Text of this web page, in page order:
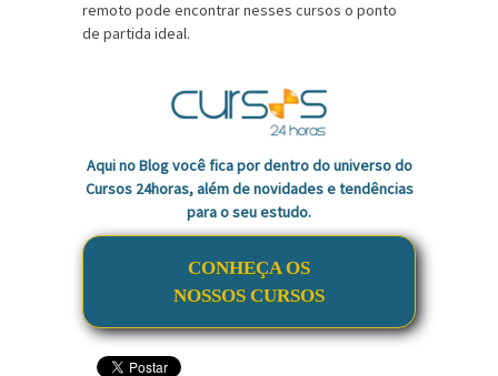
remoto pode encontrar nesses cursos o ponto
de partida ideal.
Aqui no Blog você fica por dentro do universo do
Cursos 24horas, além de novidades e tendências
para o seu estudo.
CONHEÇA OS
NOSSOS CURSOS